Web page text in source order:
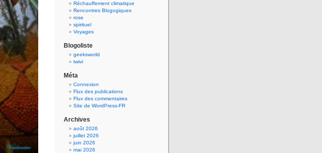
Réchauffement climatique
Rencontres Blogogiques
rose
spirituel
Voyages
Blogoliste
geeksworld
twivi
Méta
Connexion
Flux des publications
Flux des commentaires
Site de WordPress-FR
Archives
août 2026
juillet 2026
juin 2026
mai 2026